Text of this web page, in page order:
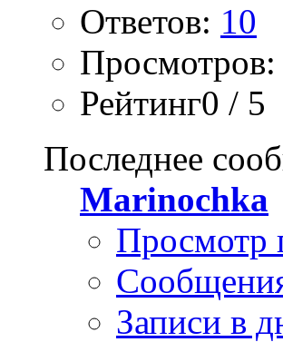
Ответов: 10
Рейтинг0 / 5
Последнее
Marinochka
Просмотр
Записи в